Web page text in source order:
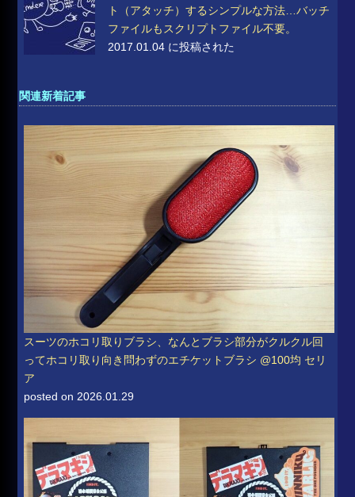
ト（アタッチ）するシンプルな方法…バッチ
ファイルもスクリプトファイル不要。
2017.01.04 に投稿された
関連新着記事
スーツのホコリ取りブラシ、なんとブラシ部分がクルクル回
ってホコリ取り向き問わずのエチケットブラシ @100均 セリ
ア
posted on 2026.01.29